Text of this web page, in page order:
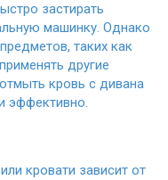
застирать
машинку. Однако
таких как
другие
кровь с дивана
эффективно.
кровати зависит от